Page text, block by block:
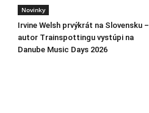
Novinky
Irvine Welsh prvýkrát na Slovensku –
autor Trainspottingu vystúpi na
Danube Music Days 2026